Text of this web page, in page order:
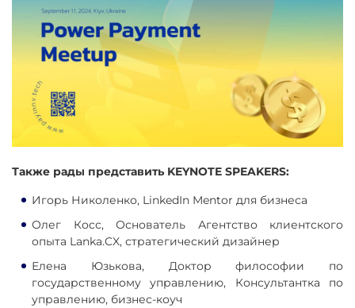
Также рады представить KEYNOTE SPEAKERS:
Игорь Николенко, LinkedIn Mentor для бизнеса
Олег Косс, Основатель Агентство клиентского
опыта Lanka.CX, стратегический дизайнер
Елена Юзькова, Доктор философии по
государственному управлению, Консультантка по
управлению, бизнес-коуч